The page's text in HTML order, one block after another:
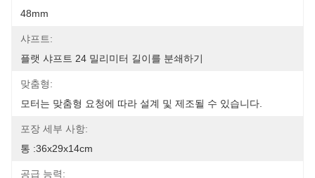
48mm
샤프트:
플랫 샤프트 24 밀리미터 길이를 분쇄하기
맞춤형:
모터는 맞춤형 요청에 따라 설계 및 제조될 수 있습니다.
포장 세부 사항:
통 :36x29x14cm
공급 능력: